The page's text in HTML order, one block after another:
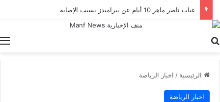
غياب ناصر ماهر 10 أيام عن بيراميدز بسبب الإصابة
الرئيسية / اخبار الرياضة
اخبار الرياضة